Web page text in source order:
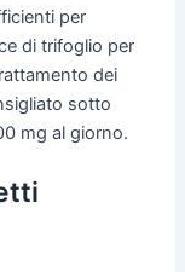
per
di trifoglio per
dei
sotto
mg al giorno.